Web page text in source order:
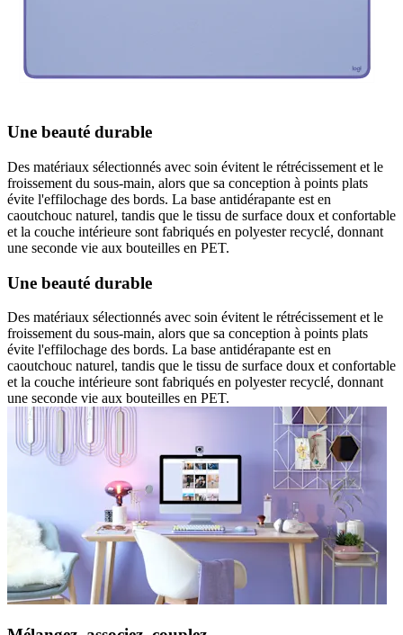
Une beauté durable
Des matériaux sélectionnés avec soin évitent le rétrécissement et le
froissement du sous-main, alors que sa conception à points plats
évite l'effilochage des bords. La base antidérapante est en
caoutchouc naturel, tandis que le tissu de surface doux et confortable
et la couche intérieure sont fabriqués en polyester recyclé, donnant
une seconde vie aux bouteilles en PET.
Une beauté durable
Des matériaux sélectionnés avec soin évitent le rétrécissement et le
froissement du sous-main, alors que sa conception à points plats
évite l'effilochage des bords. La base antidérapante est en
caoutchouc naturel, tandis que le tissu de surface doux et confortable
et la couche intérieure sont fabriqués en polyester recyclé, donnant
une seconde vie aux bouteilles en PET.